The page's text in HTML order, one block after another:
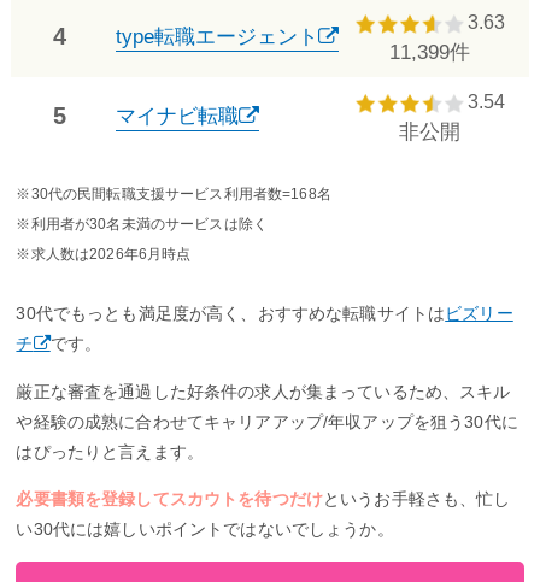
4 type転職エージェント
3.63
11,399件
5 マイナビ転職
3.54
非公開
※30代の民間転職支援サービス利用者数=168名
※利用者が30名未満のサービスは除く
※求人数は2026年6月時点
30代でもっとも満足度が高く、おすすめな転職サイトはビズリー
チ
です。
厳正な審査を通過した好条件の求人が集まっているため、スキル
や経験の成熟に合わせてキャリアアップ/年収アップを狙う30代に
はぴったりと言えます。
必要書類を登録してスカウトを待つだけというお手軽さも、忙し
い30代には嬉しいポイントではないでしょうか。